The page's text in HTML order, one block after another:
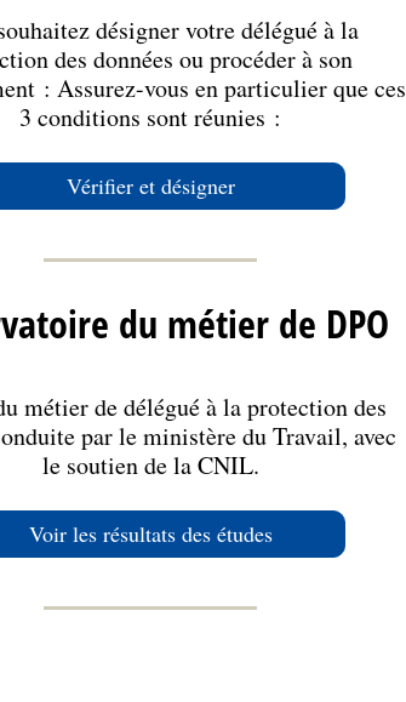
désigner votre délégué à la
des données ou procéder à son
: Assurez-vous en particulier que ces
3 conditions sont réunies :
Vérifier et désigner
du métier de DPO
métier de délégué à la protection des
par le ministère du Travail, avec
le soutien de la CNIL.
Voir les résultats des études